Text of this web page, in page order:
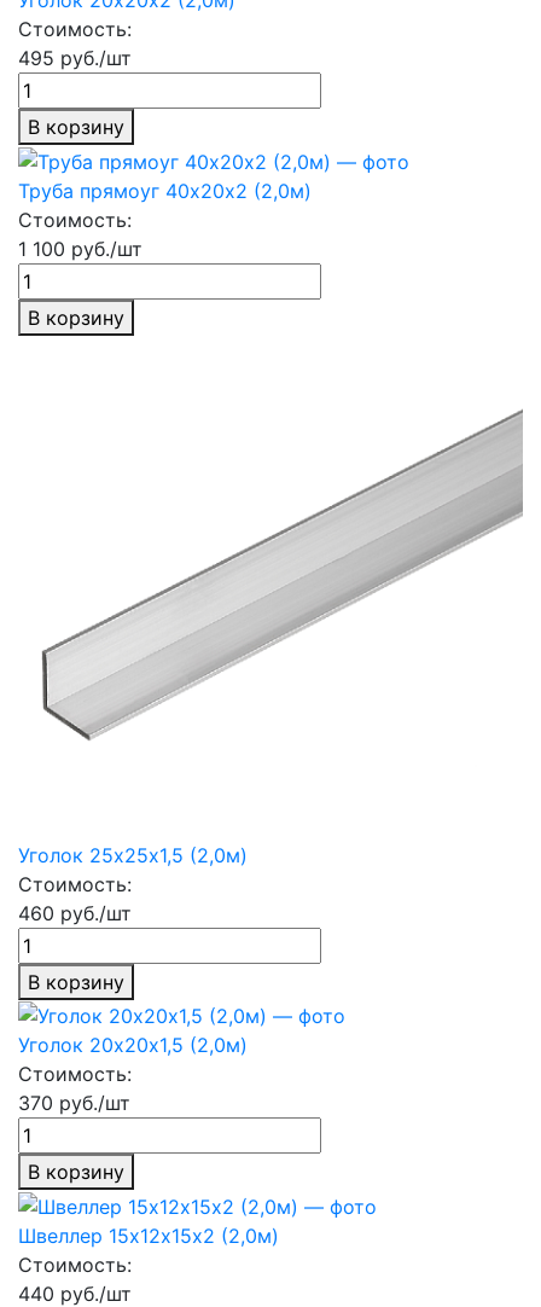
Стоимость:
495 руб./шт
В корзину
Труба прямоуг 40х20х2 (2,0м)
Стоимость:
1 100 руб./шт
В корзину
Уголок 25х25х1,5 (2,0м)
Стоимость:
460 руб./шт
В корзину
Уголок 20х20х1,5 (2,0м)
Стоимость:
370 руб./шт
В корзину
Швеллер 15х12х15х2 (2,0м)
Стоимость:
440 руб./шт